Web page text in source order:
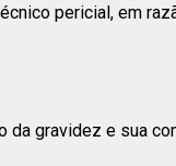
pericial, em
gravidez e sua